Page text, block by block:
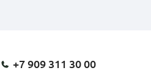
+7 909 311 30 00